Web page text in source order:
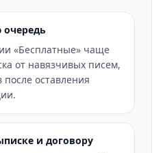
очередь
«Бесплатные» чаще
от навязчивых писем,
оставления
и договору